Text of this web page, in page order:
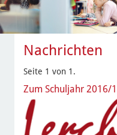
Nachrichten
Seite 1 von 1.
Zum Schuljahr 2016/